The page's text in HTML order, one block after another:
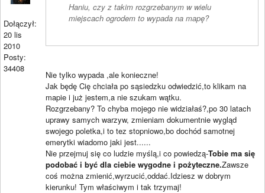
Dołączył:
20 lis
2010
Posty:
34408
Haniu, czy z takim rozgrzebanym w wielu
miejscach ogrodem to wypada na mapę?
Nie tylko wypada ,ale konieczne!
Jak będę Cię chciała po sąsiedzku odwiedzić,to klikam na
mapie i już jestem,a nie szukam wątku.
Rozgrzebany? To chyba mojego nie widziałaś?,po 30 latach
uprawy samych warzyw, zmieniam dokumentnie wygląd
swojego poletka,i to tez stopniowo,bo dochód samotnej
emerytki wiadomo jaki jest......
Nie przejmuj się co ludzie myślą,i co powiedzą-Tobie ma się
podobać i być dla ciebie wygodne i pożyteczne.Zawsze
coś można zmienić,wyrzucić,oddać.Idziesz w dobrym
kierunku! Tym właściwym i tak trzymaj!